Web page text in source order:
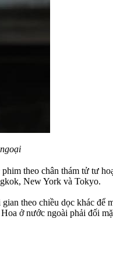
theo chân thám tử tư
New York và Tokyo.
theo chiều dọc khác để
ở nước ngoài phải đối